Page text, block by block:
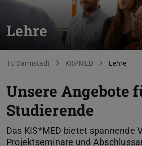
Lehre
Sie befinden sich hier:
TU Darmstadt KIS*MED Lehre
Unsere Angebote
Studierende
Das KIS*MED bietet spannende
Projektseminare und